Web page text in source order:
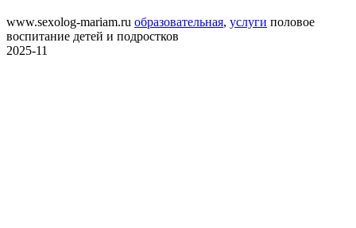
www.sexolog-mariam.ru образовательная, услуги половое
воспитание детей и подростков
2025-11